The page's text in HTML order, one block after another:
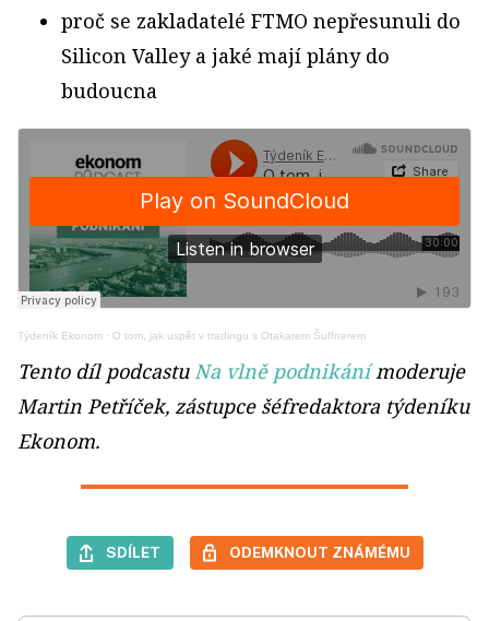
proč se zakladatelé FTMO nepřesunuli do
Silicon Valley a jaké mají plány do
budoucna
Týdeník Ekonom · O tom, jak uspět v tradingu s Otakarem Šuffnerem
Tento díl podcastuNa vlně podnikánímoderuje
Martin Petříček, zástupce šéfredaktora týdeníku
Ekonom.
SDÍLET ODEMKNOUT ZNÁMÉMU